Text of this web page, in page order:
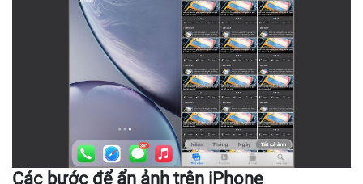
Các bước để ẩn ảnh trên iPhone